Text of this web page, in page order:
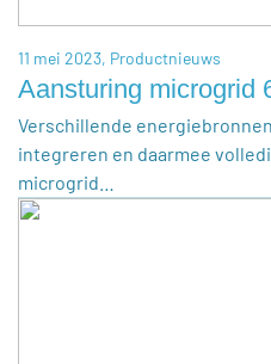
11 mei 2023, Productnieuws
Aansturing microgrid
Verschillende
integreren en daarmee
microgrid…